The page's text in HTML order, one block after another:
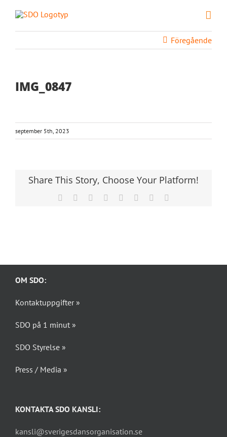
Föregående
IMG_0847
september 5th, 2023
Share This Story, Choose Your Platform!
Facebook Reddit LinkedIn
TumblrPinterest
OM SDO:
Kontaktuppgifter »
SDO på 1 minut »
SDO Styrelse »
Press / Media »
KONTAKTA SDO KANSLI:
kansli@sverigesdansorganisation.se